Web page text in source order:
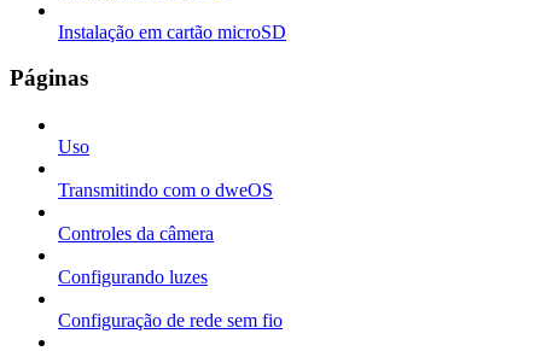
Instalação em cartão microSD
Páginas
Uso
Transmitindo com o dweOS
Controles da câmera
Configurando luzes
Configuração de rede sem fio